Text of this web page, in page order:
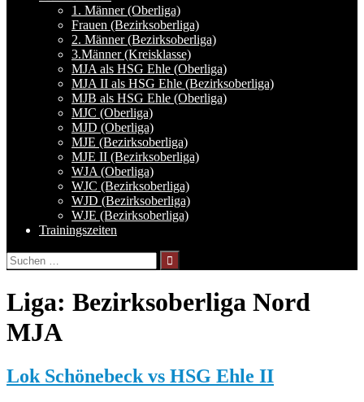
1. Männer (Oberliga)
Frauen (Bezirksoberliga)
2. Männer (Bezirksoberliga)
3.Männer (Kreisklasse)
MJA als HSG Ehle (Oberliga)
MJA II als HSG Ehle (Bezirksoberliga)
MJB als HSG Ehle (Oberliga)
MJC (Oberliga)
MJD (Oberliga)
MJE (Bezirksoberliga)
MJE II (Bezirksoberliga)
WJA (Oberliga)
WJC (Bezirksoberliga)
WJD (Bezirksoberliga)
WJE (Bezirksoberliga)
Trainingszeiten
Suchen
nach:
Liga: Bezirksoberliga Nord
MJA
Lok Schönebeck vs HSG Ehle II